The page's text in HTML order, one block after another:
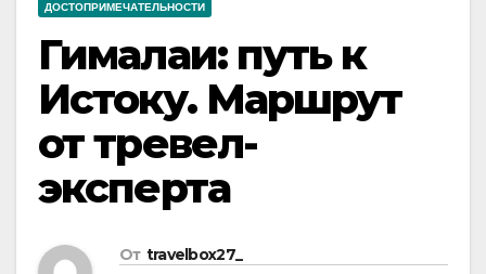
ДОСТОПРИМЕЧАТЕЛЬНОСТИ
Гималаи: путь к
Истоку. Маршрут
от тревел-
эксперта
От travelbox27_